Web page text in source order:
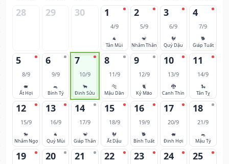
28 29 30 1
4/9
🐐
Tân Mùi
2
5/9
🐒
Nhâm Thân
3
6/9
🐓
Quý Dậu
4
7/9
🐕
Giáp Tuất
5
8/9
🐖
Ất Hợi
6
9/9
🐀
Bính Tý
7
10/9
🐂
Đinh Sửu
8
11/9
🐅
Mậu Dần
9
12/9
🐈
Kỷ Mão
10
13/9
🐉
Canh Thìn
11
14/9
🐍
Tân Tỵ
12
15/9
🐎
Nhâm Ngọ
13
16/9
🐐
Quý Mùi
14
17/9
🐒
Giáp Thân
15
18/9
🐓
Ất Dậu
16
19/9
🐕
Bính Tuất
17
20/9
🐖
Đinh Hợi
18
21/9
🐀
Mậu Tý
19 20 21 22 23 24 25